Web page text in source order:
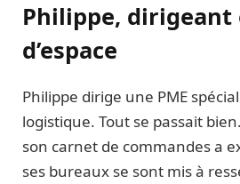
Philippe, dirigeant
d’espace
Philippe dirige une PME
logistique. Tout se passait
son carnet de commandes a
ses bureaux se sont mis à